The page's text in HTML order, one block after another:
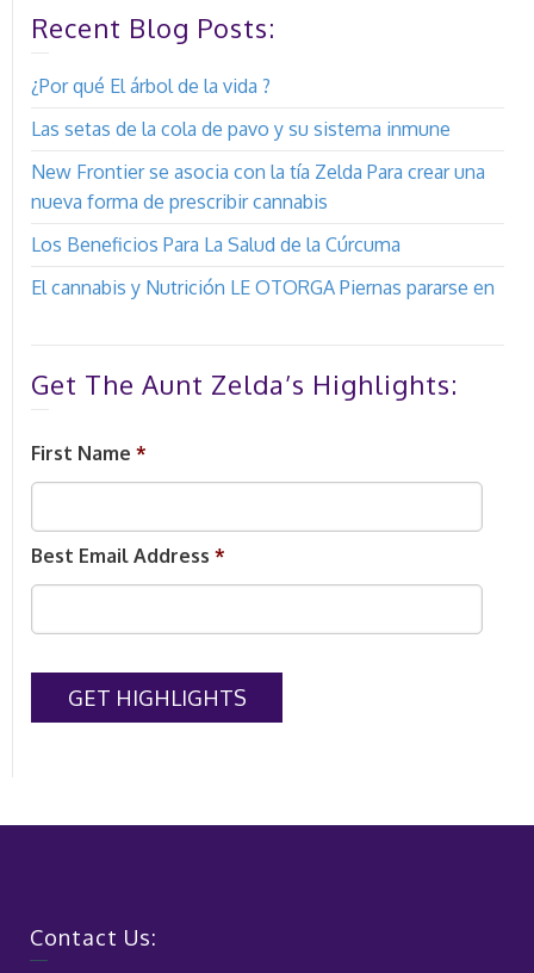
Recent Blog Posts:
¿Por qué El árbol de la vida ?
Las setas de la cola de pavo y su sistema inmune
New Frontier se asocia con la tía Zelda Para crear una
nueva forma de prescribir cannabis
Los Beneficios Para La Salud de la Cúrcuma
El cannabis y Nutrición LE OTORGA Piernas pararse en
Get The Aunt Zelda’s Highlights:
First Name *
Best Email Address *
Contact Us: